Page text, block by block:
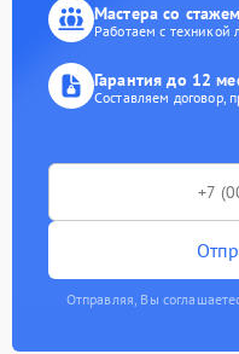
Мастера со
Работаем с техникой
Гарантия до 12
Составляем договор,
Отправляя, Вы